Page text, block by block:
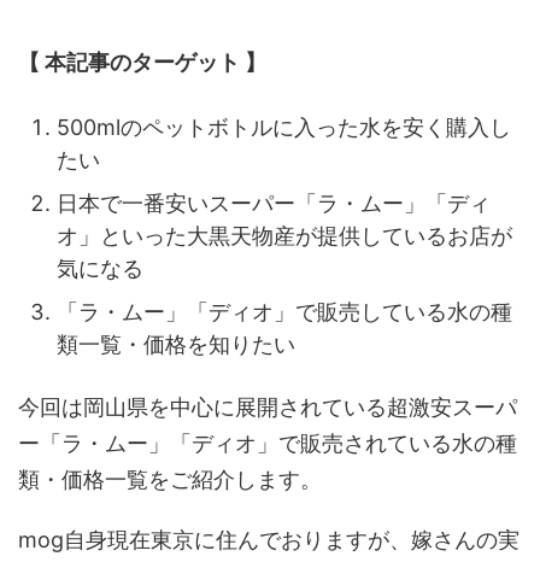
【 本記事のターゲット 】
500mlのペットボトルに入った水を安く購入し
たい
日本で一番安いスーパー「ラ・ムー」「ディ
オ」といった大黒天物産が提供しているお店が
気になる
「ラ・ムー」「ディオ」で販売している水の種
類一覧・価格を知りたい
今回は岡山県を中心に展開されている超激安スーパ
ー「ラ・ムー」「ディオ」で販売されている水の種
類・価格一覧をご紹介します。
mog自身現在東京に住んでおりますが、嫁さんの実